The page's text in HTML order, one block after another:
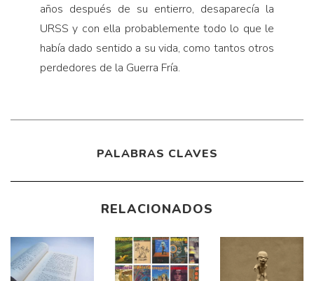
años después de su entierro, desaparecía la
URSS y con ella probablemente todo lo que le
había dado sentido a su vida, como tantos otros
perdedores de la Guerra Fría.
PALABRAS CLAVES
RELACIONADOS